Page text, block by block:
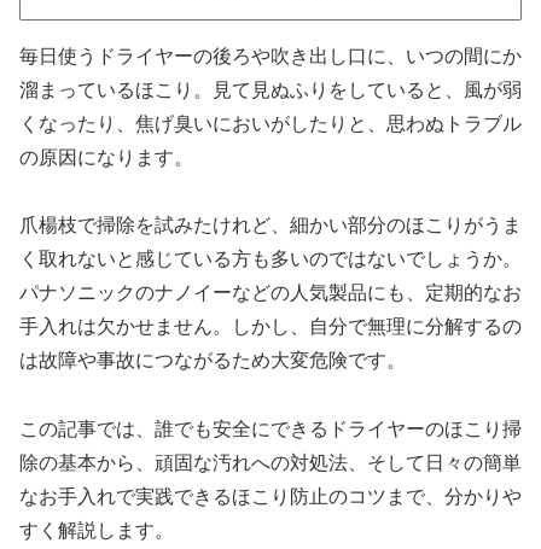
毎日使うドライヤーの後ろや吹き出し口に、いつの間にか
溜まっているほこり。見て見ぬふりをしていると、風が弱
くなったり、焦げ臭いにおいがしたりと、思わぬトラブル
の原因になります。
爪楊枝で掃除を試みたけれど、細かい部分のほこりがうま
く取れないと感じている方も多いのではないでしょうか。
パナソニックのナノイーなどの人気製品にも、定期的なお
手入れは欠かせません。しかし、自分で無理に分解するの
は故障や事故につながるため大変危険です。
この記事では、誰でも安全にできるドライヤーのほこり掃
除の基本から、頑固な汚れへの対処法、そして日々の簡単
なお手入れで実践できるほこり防止のコツまで、分かりや
すく解説します。